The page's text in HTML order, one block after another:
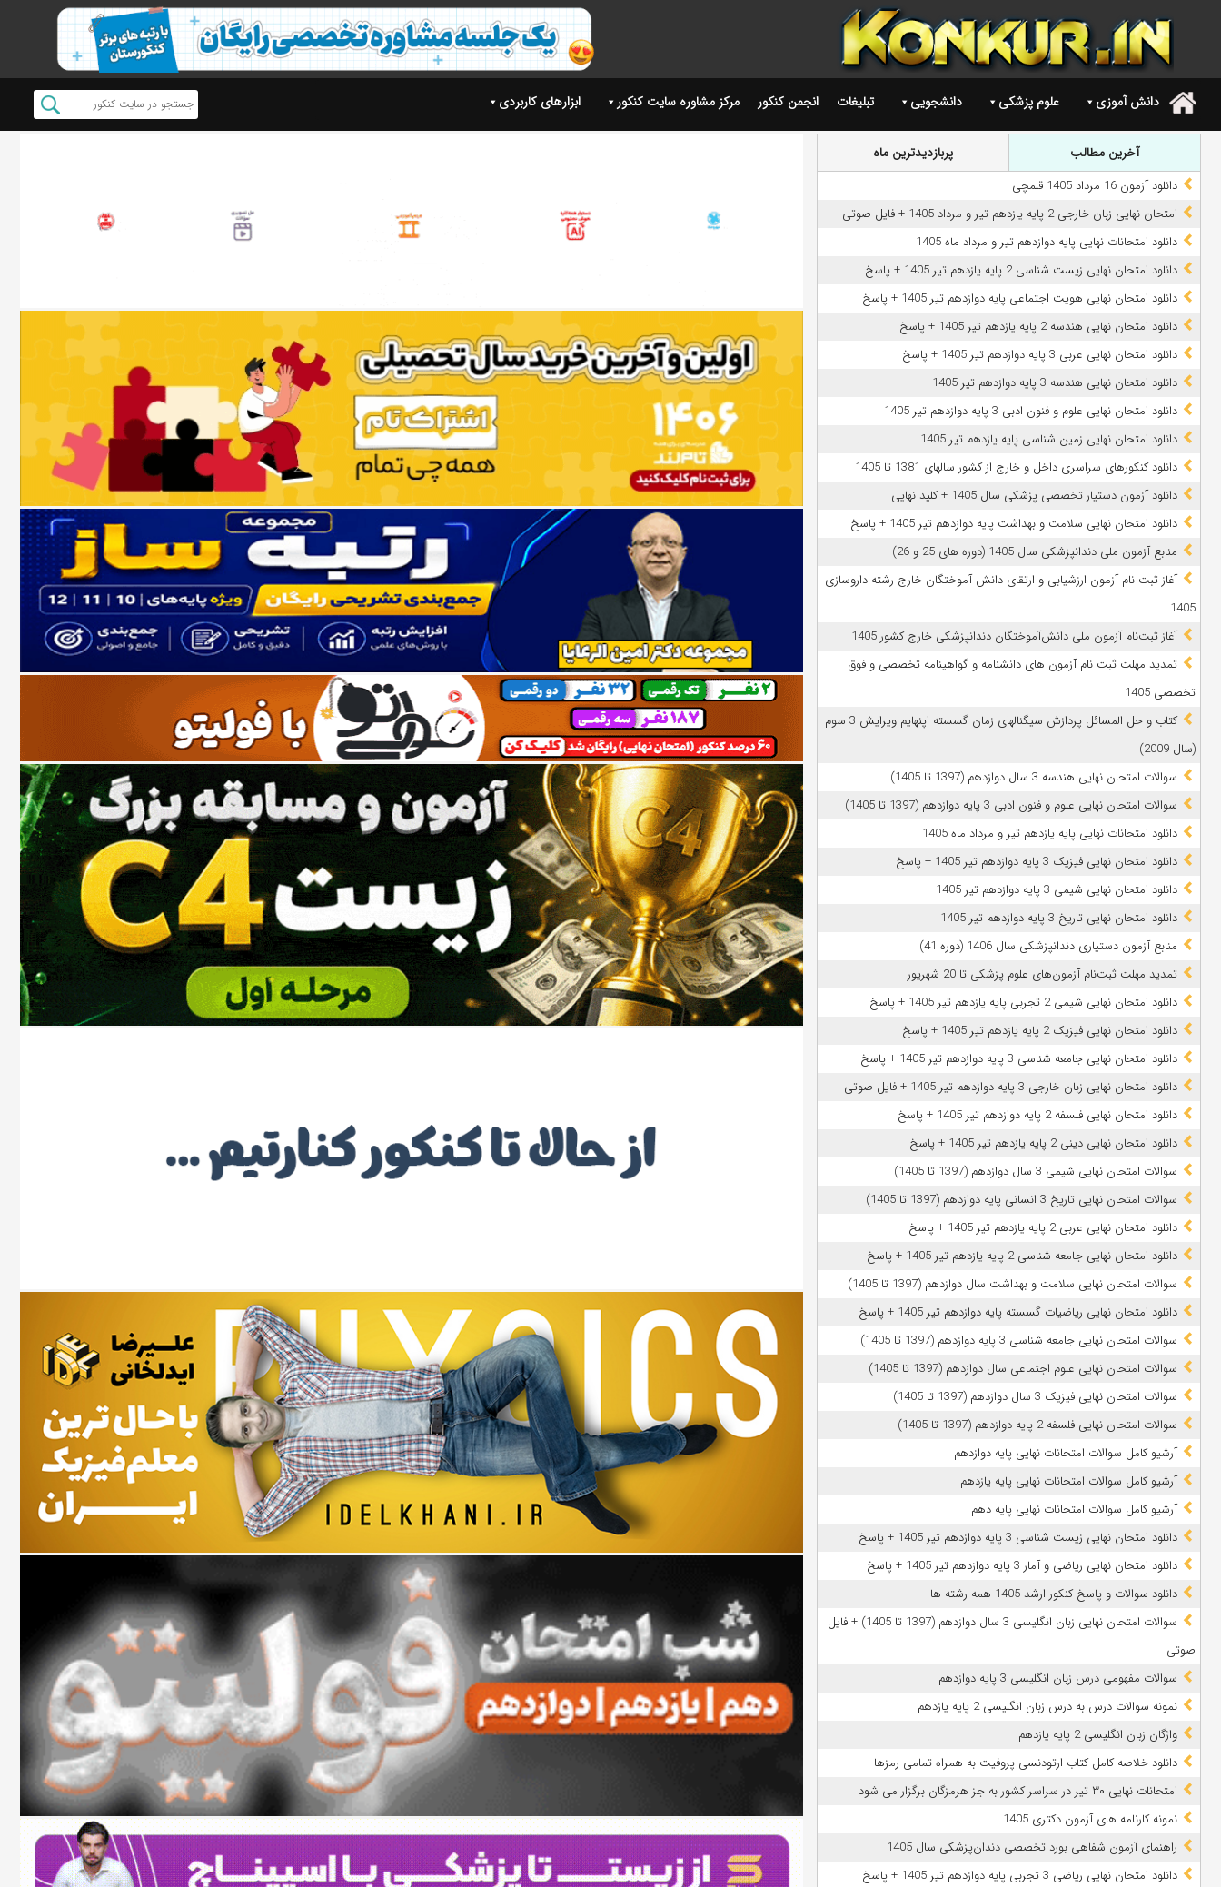
. دانش آموزی علوم پزشکی دانشجویی تبلیغات انجمن کنکور مرکز مشاوره سایت کنکور ابزارهای کاربردی
آخرین مطالب پربازدیدترین ماه
دانلود آزمون 16 مرداد 1405 قلمچی
امتحان نهایی زبان خارجی 2 پایه یازدهم تیر و مرداد 1405 + فایل صوتی
دانلود امتحانات نهایی پایه دوازدهم تیر و مرداد ماه 1405
دانلود امتحان نهایی زیست شناسی 2 پایه یازدهم تیر 1405 + پاسخ
دانلود امتحان نهایی هویت اجتماعی پایه دوازدهم تیر 1405 + پاسخ
دانلود امتحان نهایی هندسه 2 پایه یازدهم تیر 1405 + پاسخ
دانلود امتحان نهایی عربی 3 پایه دوازدهم تیر 1405 + پاسخ
دانلود امتحان نهایی هندسه 3 پایه دوازدهم تیر 1405
دانلود امتحان نهایی علوم و فنون ادبی 3 پایه دوازدهم تیر 1405
دانلود امتحان نهایی زمین شناسی پایه یازدهم تیر 1405
دانلود کنکورهای سراسری داخل و خارج از کشور سالهای 1381 تا 1405
دانلود آزمون دستیار تخصصی پزشکی سال 1405 + کلید نهایی
دانلود امتحان نهایی سلامت و بهداشت پایه دوازدهم تیر 1405 + پاسخ
ﻣﻨﺎﺑﻊ آزﻣﻮن ﻣﻠﯽ دندانپزشکی سال 1405 (دوره های 25 و 26)
آغاز ثبت نام آزمون‌ ارزشیابی و ارتقای دانش آموختگان خارج رشته داروسازی
1405
آغاز ثبت‌نام آزمون ملی دانش‌آموختگان دندانپزشکی خارج کشور 1405
تمدید مهلت ثبت نام آزمون های دانشنامه و گواهینامه تخصصی و فوق
تخصصی 1405
کتاب و حل المسائل پردازش سیگنالهای زمان گسسته اپنهایم ویرایش 3 سوم
(سال 2009)
سوالات امتحان نهایی هندسه 3 سال دوازدهم (1397 تا 1405)
سوالات امتحان نهایی علوم و فنون ادبی 3 پایه دوازدهم (1397 تا 1405)
دانلود امتحانات نهایی پایه یازدهم تیر و مرداد ماه 1405
دانلود امتحان نهایی فیزیک 3 پایه دوازدهم تیر 1405 + پاسخ
دانلود امتحان نهایی شیمی 3 پایه دوازدهم تیر 1405
دانلود امتحان نهایی تاریخ 3 پایه دوازدهم تیر 1405
منابع آزمون دستیاری دندانپزشکی سال 1406 (دوره 41)
تمدید مهلت ثبت‌نام آزمون‌های علوم پزشکی تا 20 شهریور
دانلود امتحان نهایی شیمی 2 تجربی پایه یازدهم تیر 1405 + پاسخ
دانلود امتحان نهایی فیزیک 2 پایه یازدهم تیر 1405 + پاسخ
دانلود امتحان نهایی جامعه شناسی 3 پایه دوازدهم تیر 1405 + پاسخ
دانلود امتحان نهایی زبان خارجی 3 پایه دوازدهم تیر 1405 + فایل صوتی
دانلود امتحان نهایی فلسفه 2 پایه دوازدهم تیر 1405 + پاسخ
دانلود امتحان نهایی دینی 2 پایه یازدهم تیر 1405 + پاسخ
سوالات امتحان نهایی شیمی 3 سال دوازدهم (1397 تا 1405)
سوالات امتحان نهایی تاریخ 3 انسانی پایه دوازدهم (1397 تا 1405)
دانلود امتحان نهایی عربی 2 پایه یازدهم تیر 1405 + پاسخ
دانلود امتحان نهایی جامعه شناسی 2 پایه یازدهم تیر 1405 + پاسخ
سوالات امتحان نهایی سلامت و بهداشت سال دوازدهم (1397 تا 1405)
دانلود امتحان نهایی ریاضیات گسسته پایه دوازدهم تیر 1405 + پاسخ
سوالات امتحان نهایی جامعه شناسی 3 پایه دوازدهم (1397 تا 1405)
سوالات امتحان نهایی علوم اجتماعی سال دوازدهم (1397 تا 1405)
سوالات امتحان نهایی فیزیک 3 سال دوازدهم (1397 تا 1405)
سوالات امتحان نهایی فلسفه 2 پایه دوازدهم (1397 تا 1405)
آرشیو کامل سوالات امتحانات نهایی پایه دوازدهم
آرشیو کامل سوالات امتحانات نهایی پایه یازدهم
آرشیو کامل سوالات امتحانات نهایی پایه دهم
دانلود امتحان نهایی زیست شناسی 3 پایه دوازدهم تیر 1405 + پاسخ
دانلود امتحان نهایی ریاضی و آمار 3 پایه دوازدهم تیر 1405 + پاسخ
دانلود سوالات و پاسخ کنکور ارشد 1405 همه رشته ها
سوالات امتحان نهایی زبان انگلیسی 3 سال دوازدهم (1397 تا 1405) + فایل
صوتی
سوالات مفهومی درس زبان انگلیسی 3 پایه دوازدهم
نمونه سوالات درس به درس زبان انگلیسی 2 پایه یازدهم
واژگان زبان انگلیسی 2 پایه یازدهم
دانلود خلاصه کامل کتاب ارتودنسی پروفیت به همراه تمامی رمزها
امتحانات نهایی ۳۰ تیر در سراسر کشور به جز هرمزگان برگزار می شود
نمونه کارنامه های آزمون دکتری 1405
راهنمای آزمون شفاهی بورد تخصصی دندان‌پزشکی سال 1405
دانلود امتحان نهایی ریاضی 3 تجربی پایه دوازدهم تیر 1405 + پاسخ